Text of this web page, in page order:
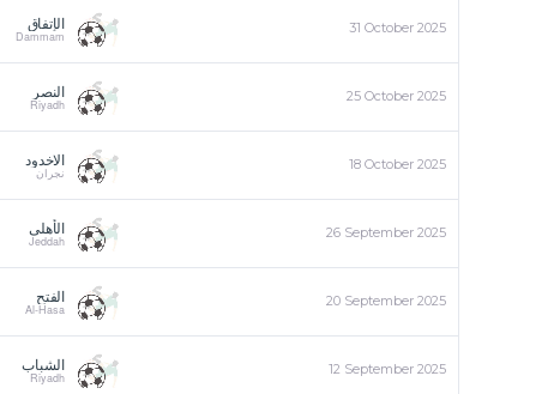
31 October 2025 الإتفاق
Dammam
25 October 2025 النصر
Riyadh
18 October 2025 الاخدود
نجران
26 September 2025 الأهلي
Jeddah
20 September 2025 الفتح
Al-Hasa
12 September 2025 الشباب
Riyadh